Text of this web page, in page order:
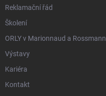
Reklamační řád
Školení
ORLY v Marionnaud a Rossmann
Výstavy
Kariéra
Kontakt